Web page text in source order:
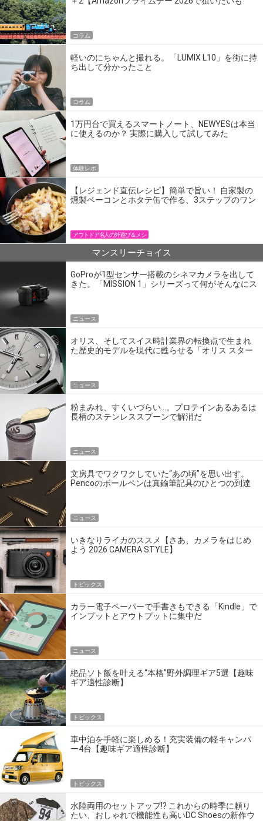
コラム
軽いのにちゃんと撮れる。「LUMIX L10」を街に持
ち出して分かったこと
コラム
1万円台で買えるスマートノート、NEWYESは本当
に使えるのか？ 実際に購入して試してみた
体験レポ
【レジェンド直伝レシピ】簡単で旨い！ 自家製の
燻製ベーコンとホタテ缶で作る、3ステップのワン
アウトドア名人の外遊び＆メシ
マンスリーチョイス
GoProが1型センサー搭載のシネマカメラを出して
きた。「MISSION 1」シリーズって何がそんなにス
ニュース
オリス、そしてスイス時計業界の転換点で生まれ
た歴史的モデルを現代に甦らせる「オリス スター
ニュース
粉まみれ、すくいづらい…。プロテインあるあるは
長柄のステンレススプーンで解消だ
ニュース
文房具でワクワクしていた“あの頃”を思い出す。
Pencoのボールペンは真鍮筆記具のひとつの到達
ニュース
いきなりライカのススメ【さあ、カメラをはじめ
よう 2026 CAMERA STYLE】
トピックス
カラー電子ペーパーで手書きもできる「Kindle」で
インプットとアウトプットに集中だ
ニュース
絶品ソト飯を叶える“本格”野外調理ギア5選【趣味
ギア適性診断】
トピックス
車中泊を手軽に楽しめる！充実装備の軽キャンパ
ー4台【趣味ギア適性診断】
トピックス
水陸両用のセットアップ!? これからの時季に頼り
たい、おしゃれで機能性も高いDC Shoesの新作ウ